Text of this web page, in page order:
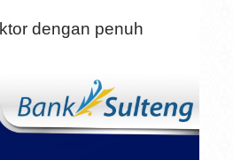
dengan penuh